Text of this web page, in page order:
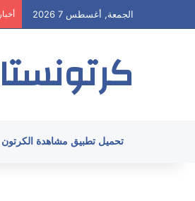
الجمعة, أغسطس 7 2026
كرتونستا
تحميل تطبيق مشاهدة الكرتون